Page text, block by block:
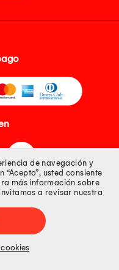
Todos los derechos
Precios online publicados
de navegación y
usted consiente
más información sobre
a revisar nuestra